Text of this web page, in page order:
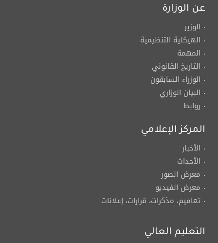
عن الوزارة
الوزير
الهيكلية التنظيمية
المهمة
التاريخ القانوني
الوزراء السابقون
البيان الوزاري
روابط
المركز الإعلامي
الأخبار
الأحداث
معرض الصور
معرض الفيديو
تعاميم، مذكرات، قرارات، إعلانات
التعليم العالي